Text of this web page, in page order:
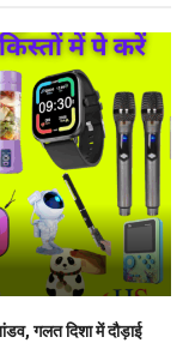
गलत दिशा में दौड़ाई